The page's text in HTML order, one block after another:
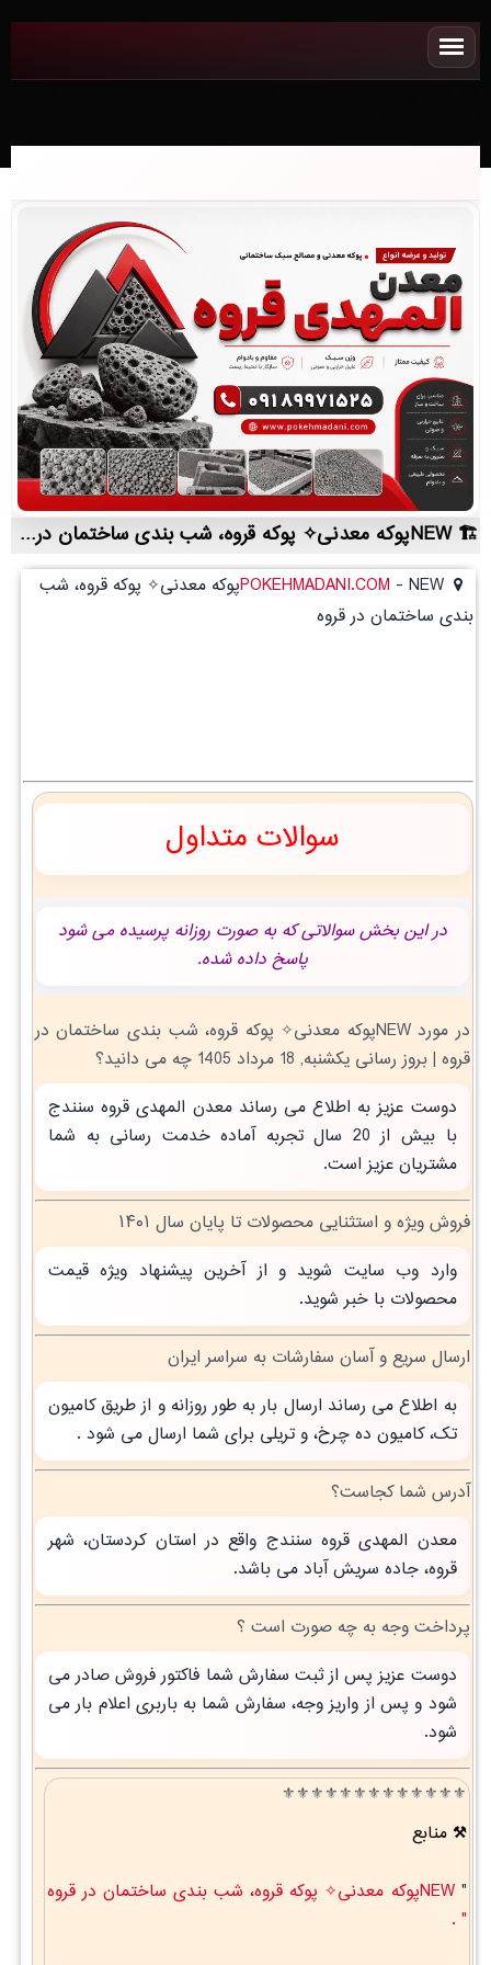
NEWپوکه معدنی✧ پوکه قروه، شب بندی ساختمان در قروه | لیست قیمت روز و خرید مستقیم ، مناسب تر از نمایندگی شهرستان ها
POKEHMADANI.COM -
NEWپوکه معدنی✧ پوکه قروه، شب
بندی ساختمان در قروه
سوالات متداول
در این بخش سوالاتی که به صورت روزانه پرسیده می شود
پاسخ داده شده.
در مورد NEWپوکه معدنی✧ پوکه قروه، شب بندی ساختمان در
قروه | بروز رسانی یکشنبه, 18 مرداد 1405 چه می دانید؟
دوست عزیز به اطلاع می رساند معدن المهدی قروه سنندج
با بیش از 20 سال تجربه آماده خدمت رسانی به شما
مشتریان عزیز است.
فروش ویژه و استثنایی محصولات تا پایان سال ۱۴۰۱
وارد وب سایت شوید و از آخرین پیشنهاد ویژه قیمت
محصولات با خبر شوید.
ارسال سریع و آسان سفارشات به سراسر ایران
به اطلاع می رساند ارسال بار به طور روزانه و از طریق کامیون
تک، کامیون ده چرخ، و تریلی برای شما ارسال می شود .
آدرس شما کجاست؟
معدن المهدی قروه سنندج واقع در استان کردستان، شهر
قروه، جاده سریش آباد می باشد.
پرداخت وجه به چه صورت است ؟
دوست عزیز پس از ثبت سفارش شما فاکتور فروش صادر می
شود و پس از واریز وجه، سفارش شما به باربری اعلام بار می
شود.
⚜️⚜️⚜️⚜️⚜️⚜️⚜️⚜️⚜️⚜️⚜️⚜️⚜️
منابع
"
NEWپوکه معدنی✧ پوکه قروه، شب بندی ساختمان در قروه
" .